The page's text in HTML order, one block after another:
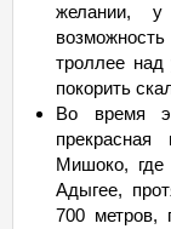
желании, у
троллее
покорить
Во время
прекрасная
Мишоко, где
Адыгее,
700 метров,